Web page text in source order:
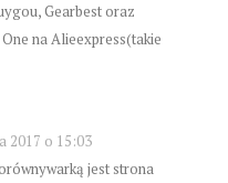
Gearbest oraz
na Alieexpress(takie
2017 o 15:03
jest strona